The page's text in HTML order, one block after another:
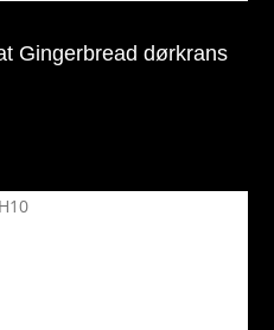
Gingerbread dørkrans